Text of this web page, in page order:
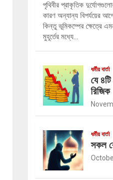
পৃথিবীর প্রাকৃতিক
কারণ অন্যান্য বিপর্যয়ের
কিন্তু ভূমিকম্পের ক্ষেত্রে
মুহূর্তের মধ্যে…
ধর্মীয় বার্তা
যে
রিজিক
ধর্মীয় বার্তা
সকল